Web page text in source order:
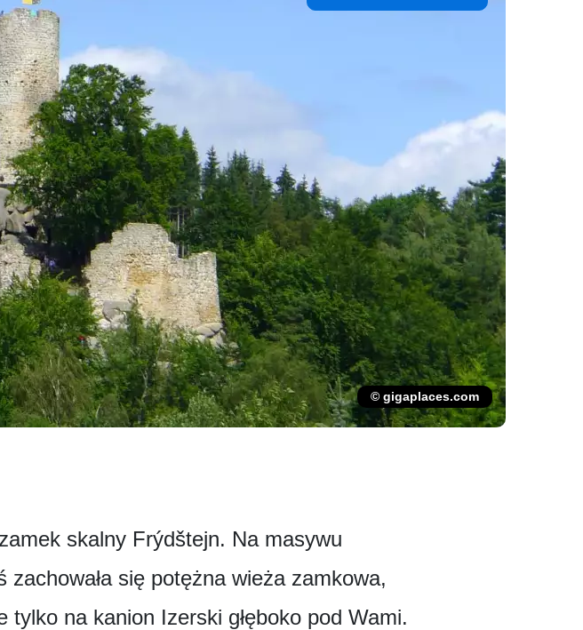
© gigaplaces.com
skalny Frýdštejn. Na masywu
się potężna wieża zamkowa,
na kanion Izerski głęboko pod Wami.